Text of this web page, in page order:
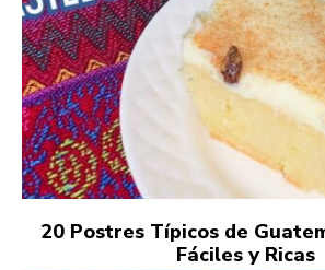
20 Postres Típicos de
Fáciles y Ricas